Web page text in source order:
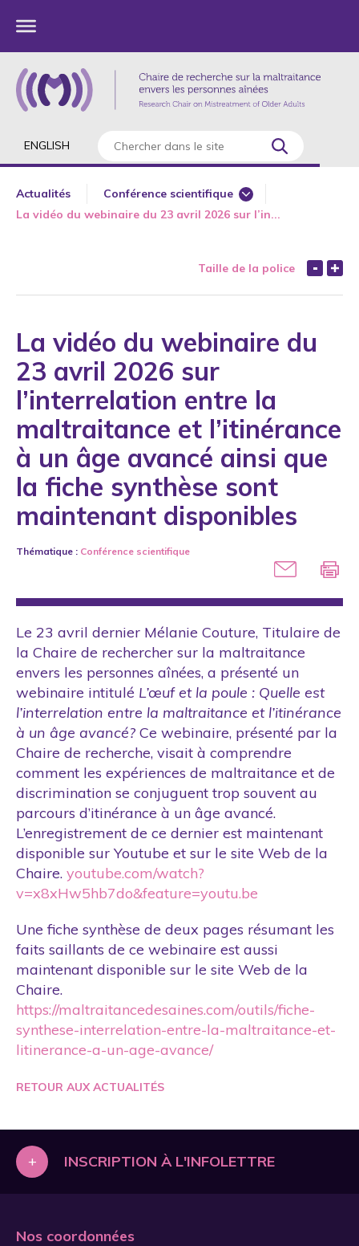
ENGLISH
Actualités
Conférence scientifique
Article scientifique
Conférences
COVID-19
Droits
Engagement scientifique
Étudiants
Formation
International
Intimidation
Maltraitance sexuelle
Média
Outil
Partenaire
Politique publique
Projet de recherche
Rapport annuel
Séminaires
Sensibilisation
La vidéo du webinaire du 23 avril 2026 sur l’in...
Taille de la police
La vidéo du webinaire du
23 avril 2026 sur
l’interrelation entre la
maltraitance et l’itinérance
à un âge avancé ainsi que
la fiche synthèse sont
maintenant disponibles
Thématique : Conférence scientifique
Le 23 avril dernier Mélanie Couture, Titulaire de
la Chaire de rechercher sur la maltraitance
envers les personnes aînées, a présenté un
webinaire intitulé L’œuf et la poule : Quelle est
l’interrelation entre la maltraitance et l’itinérance
à un âge avancé? Ce webinaire, présenté par la
Chaire de recherche, visait à comprendre
comment les expériences de maltraitance et de
discrimination se conjuguent trop souvent au
parcours d’itinérance à un âge avancé.
L’enregistrement de ce dernier est maintenant
disponible sur Youtube et sur le site Web de la
Chaire. youtube.com/watch?
v=x8xHw5hb7do&feature=youtu.be
Une fiche synthèse de deux pages résumant les
faits saillants de ce webinaire est aussi
maintenant disponible sur le site Web de la
Chaire.
https://maltraitancedesaines.com/outils/fiche-
synthese-interrelation-entre-la-maltraitance-et-
litinerance-a-un-age-avance/
RETOUR AUX ACTUALITÉS
+ INSCRIPTION À L'INFOLETTRE
Nos coordonnées